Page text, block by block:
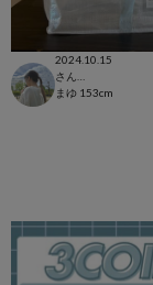
2024.10.15
まゆ 153cm